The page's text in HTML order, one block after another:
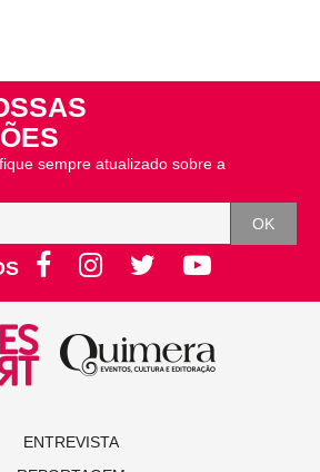
sempre atualizado sobre a
ENTREVISTA